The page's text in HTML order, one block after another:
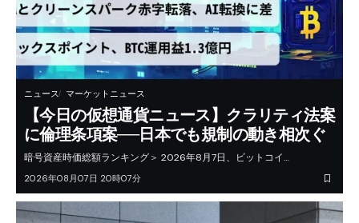
ニュース マーケットニュース
【今日の仮想通貨ニュース】クラリティ法案
に倫理条項案──日本でも規制の動き相次ぐ
暗号資産時価総額ランキング＞ 2026年8月7日、ビットコイ…
2026年08月07日 20時07分